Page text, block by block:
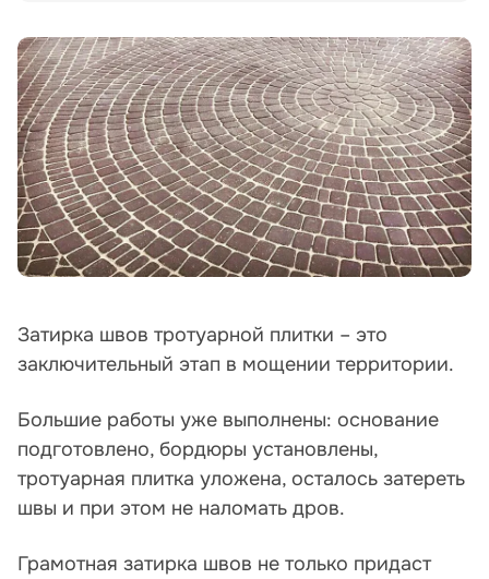
Затирка швов тротуарной плитки – это
заключительный этап в мощении территории.
Большие работы уже выполнены: основание
подготовлено, бордюры установлены,
тротуарная плитка уложена, осталось затереть
швы и при этом не наломать дров.
Грамотная затирка швов не только придаст